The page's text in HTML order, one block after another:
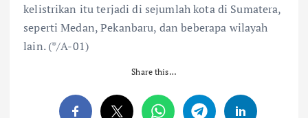
kelistrikan itu terjadi di sejumlah kota di Sumatera,
seperti Medan, Pekanbaru, dan beberapa wilayah
lain. (*/A-01)
Share this…